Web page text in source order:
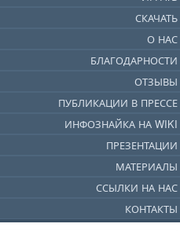
СКАЧАТЬ
О НАС
БЛАГОДАРНОСТИ
ОТЗЫВЫ
ПУБЛИКАЦИИ В ПРЕССЕ
ИНФОЗНАЙКА НА WIKI
ПРЕЗЕНТАЦИИ
МАТЕРИАЛЫ
ССЫЛКИ НА НАС
КОНТАКТЫ